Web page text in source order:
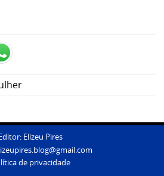
Elizeu Pires
de privacidade